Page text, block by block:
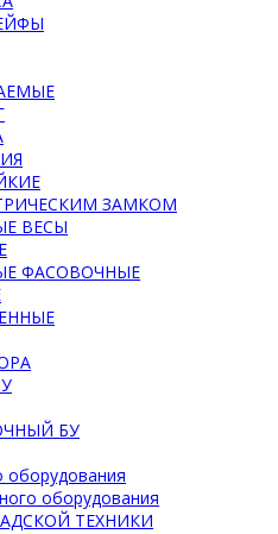
ЗАМКОМ
ВЕСЫ
ФАСОВОЧНЫЕ
БУ
оборудования
оборудования
ТЕХНИКИ